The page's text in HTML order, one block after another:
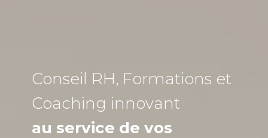
Conseil RH, Formations et
Coaching innovant
au service de vos